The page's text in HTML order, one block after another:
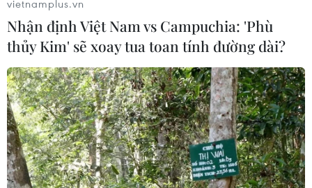
vietnamplus.vn
Nhận định Việt Nam vs Campuchia: 'Phù
thủy Kim' sẽ xoay tua toan tính đường dài?